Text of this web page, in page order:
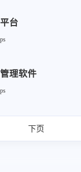
台
理软件
下页